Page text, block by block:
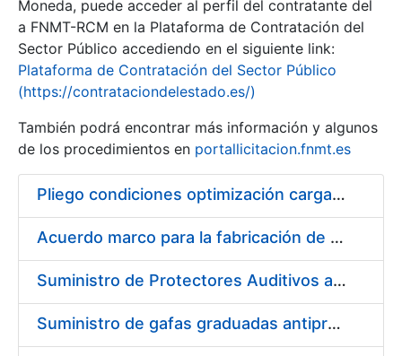
Mostra/Amaga
Moneda, puede acceder al perfil del contratante del
a FNMT-RCM en la Plataforma de Contratación del
Sector Público accediendo en el siguiente link:
Plataforma de Contratación del Sector Público
(https://contrataciondelestado.es/)
También podrá encontrar más información y algunos
de los procedimientos en portallicitacion.fnmt.es
Pliego condiciones optimización cargas compras firmado
Acuerdo marco para la fabricación de piezas
Suministro de Protectores Auditivos a medida para las personas trabajadoras de los Centros de Trabajo de Madrid y Burgos
Suministro de gafas graduadas antiproyecciones para los trabajadores de la FNMT-RCM en los centros de trabajo de Madrid y Burgos